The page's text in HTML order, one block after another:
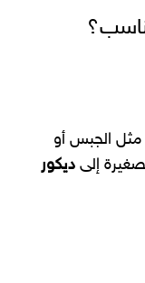
مثل الجبس أو
إلى ديكور